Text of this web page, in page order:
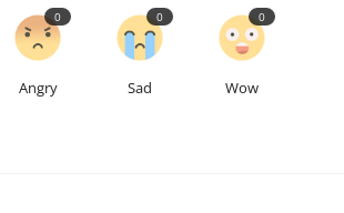
Angry
0
Sad
0
Wow
0